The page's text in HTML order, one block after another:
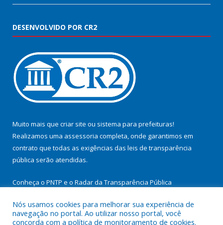
DESENVOLVIDO POR CR2
Muito mais que criar site ou sistema para prefeituras!
Realizamos uma assessoria completa, onde garantimos em
contrato que todas as exigências das leis de transparência
pública serão atendidas.
Conheça o PNTP e o Radar da Transparência Pública
Nós usamos cookies para melhorar sua experiência de
navegação no portal. Ao utilizar nosso portal, você
concorda com a política de monitoramento de cookies.